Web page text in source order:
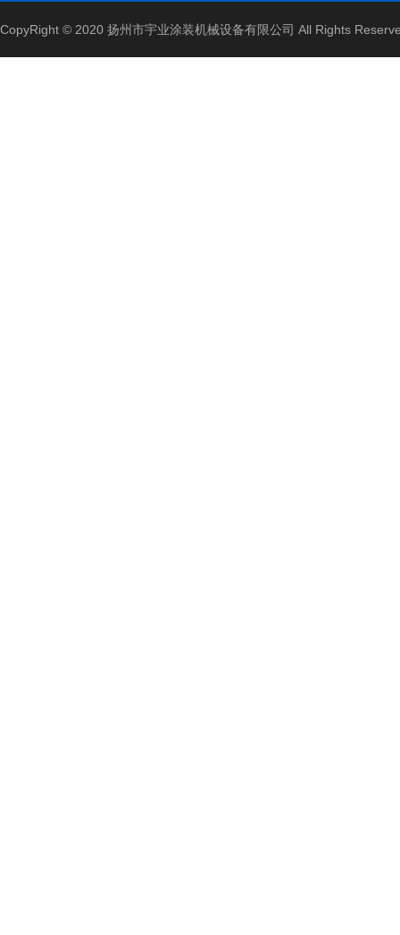
CopyRight © 2020 扬州市宇业涂装机械设备有限公司 All Rights